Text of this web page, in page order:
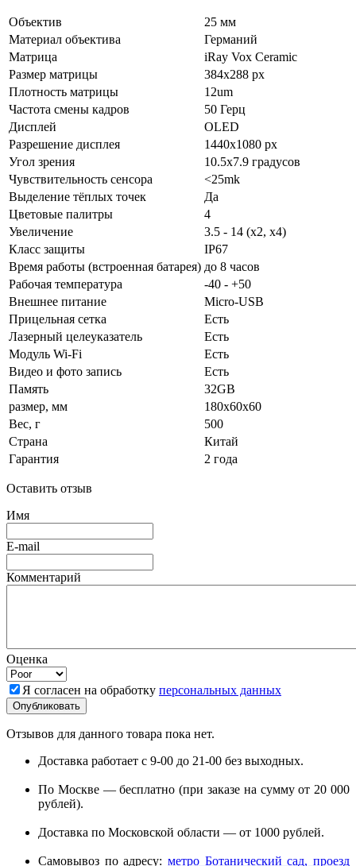
Объектив
25 мм
Материал объектива
Германий
Матрица
iRay Vox Ceramic
Размер матрицы
384x288 px
Плотность матрицы
12um
Частота смены кадров
50 Герц
Дисплей
OLED
Разрешение дисплея
1440x1080 px
Угол зрения
10.5x7.9 градусов
Чувствительность сенсора
<25mk
Выделение тёплых точек
Да
Цветовые палитры
4
Увеличение
3.5 - 14 (x2, x4)
Класс защиты
IP67
Время работы (встроенная батарея) до 8 часов
Рабочая температура
-40 - +50
Внешнее питание
Micro-USB
Прицельная сетка
Есть
Лазерный целеуказатель
Есть
Модуль Wi-Fi
Есть
Видео и фото запись
Есть
Память
32GB
размер, мм
180x60x60
Вес, г
500
Страна
Китай
Гарантия
2 года
Оставить отзыв
Имя
E-mail
Комментарий
Оценка
Я согласен на обработку персональных данных
Отзывов для данного товара пока нет.
Доставка работает с 9-00 до 21-00 без выходных.
По Москве — бесплатно (при заказе на сумму от 20 000
рублей).
Доставка по Московской области — от 1000 рублей.
Самовывоз по адресу: метро Ботанический сад, проезд